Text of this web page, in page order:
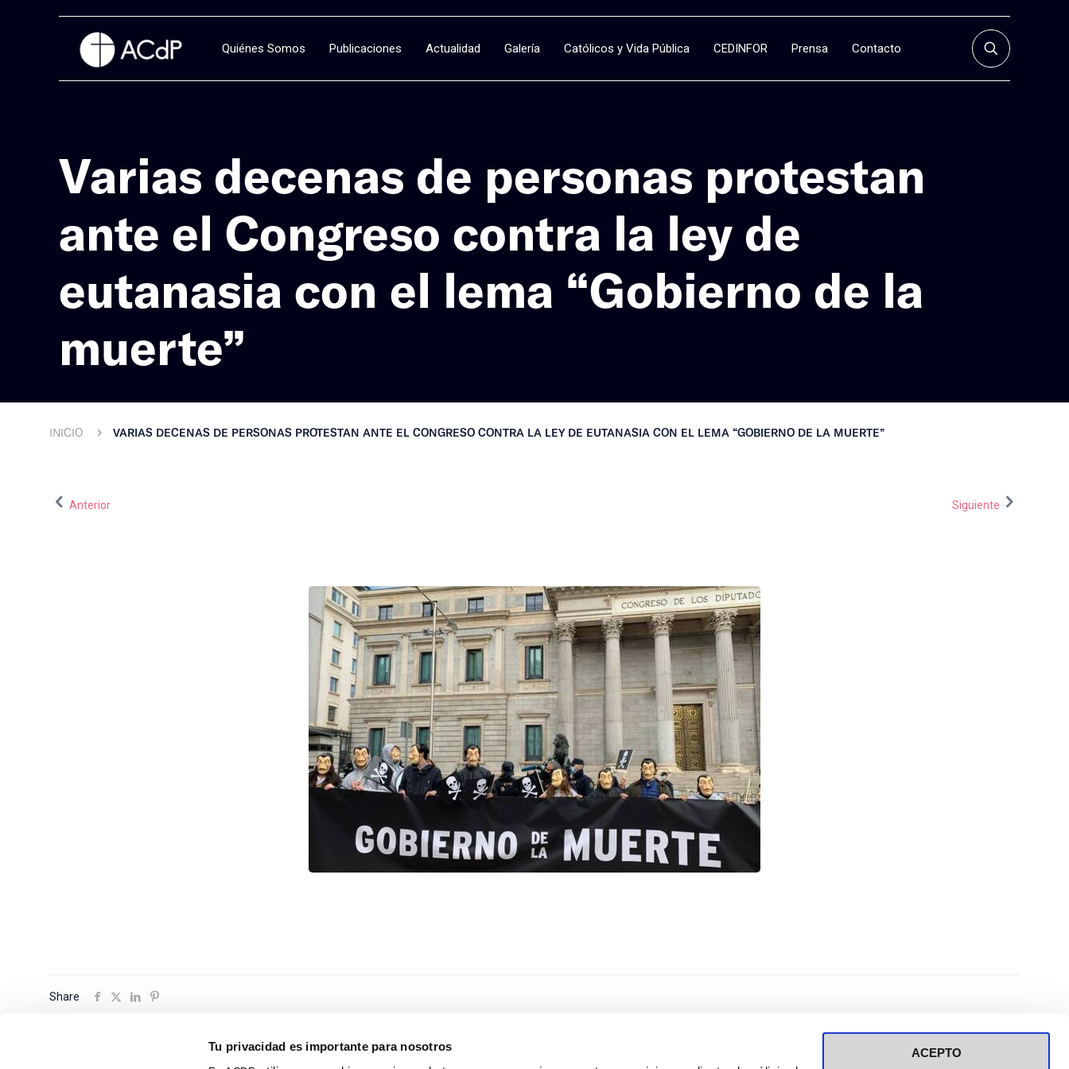
Tu privacidad es importante para nosotros ACEPTO
Quiénes Somos Publicaciones Actualidad Galería Católicos y Vida Pública CEDINFOR Prensa Contacto
Varias decenas de personas protestan
ante el Congreso contra la ley de
eutanasia con el lema “Gobierno de la
muerte”
INICIO VARIAS DECENAS DE PERSONAS PROTESTAN ANTE EL CONGRESO CONTRA LA LEY DE EUTANASIA CON EL LEMA “GOBIERNO DE LA MUERTE”
Anterior Siguiente
Share